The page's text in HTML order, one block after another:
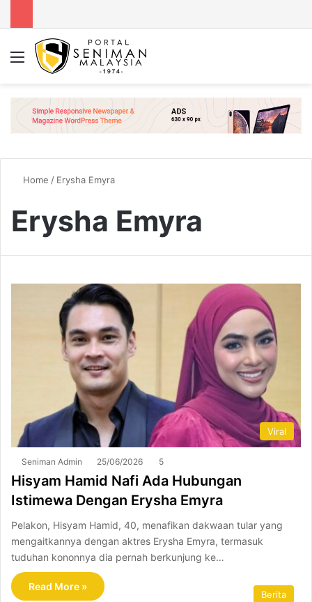
Menu
Home / Erysha Emyra
Erysha Emyra
Viral
Seniman Admin 25/06/2026 5
Hisyam Hamid Nafi Ada Hubungan
Istimewa Dengan Erysha Emyra
Pelakon, Hisyam Hamid, 40, menafikan dakwaan tular yang
mengaitkannya dengan aktres Erysha Emyra, termasuk
tuduhan kononnya dia pernah berkunjung ke…
Read More »
Berita